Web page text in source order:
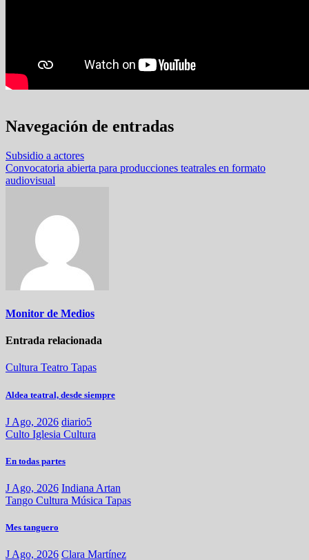
Navegación de entradas
Subsidio a actores
Convocatoria abierta para producciones teatrales en formato
audiovisual
Monitor de Medios
Entrada relacionada
Cultura Teatro Tapas
Aldea teatral, desde siempre
J Ago, 2026 diario5
Culto Iglesia Cultura
En todas partes
J Ago, 2026 Indiana Artan
Tango Cultura Música Tapas
Mes tanguero
J Ago, 2026 Clara Martínez